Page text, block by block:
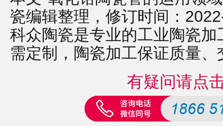
瓷编辑整理，修订时间：
科众陶瓷是专业的工业陶瓷加
需定制， 陶瓷加工保证质量、
有疑问请点